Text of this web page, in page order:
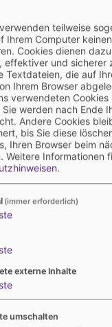
und
und Institutionen aus
und Labortechnik.
die Erfolgsgeschichte
und Lesern,
teilweise
Ihrem Computer
Cookies dienen
effektiver und sicherer
Textdateien, die auf
Ihrem Browser
verwendeten
Sie werden nach Ende
Andere Cookies
bis Sie diese
Ihren Browser beim
Weitere Informationen
.
(immer erforderlich)
externe Inhalte
umschalten